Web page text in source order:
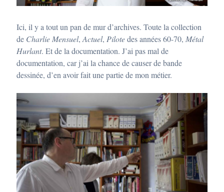
Ici, il y a tout un pan de mur d’archives. Toute la collection
de Charlie Mensuel,Actuel, Pilotedes années 60-70, Métal
Hurlant. Et de la documentation. J’ai pas mal de
documentation, car j’ai la chance de causer de bande
dessinée, d’en avoir fait une partie de mon métier.